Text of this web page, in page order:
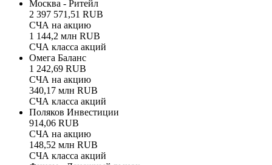
Москва - Ритейл
2 397 571,51 RUB
СЧА на акцию
1 144,2 млн RUB
СЧА класса акций
Омега Баланс
1 242,69 RUB
СЧА на акцию
340,17 млн RUB
СЧА класса акций
Поляков Инвестиции
914,06 RUB
СЧА на акцию
148,52 млн RUB
СЧА класса акций